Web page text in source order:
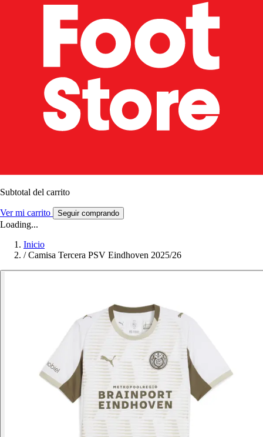
Subtotal del carrito
Ver mi carrito Seguir comprando
Loading...
Inicio
/ Camisa Tercera PSV Eindhoven 2025/26